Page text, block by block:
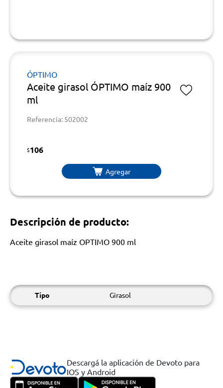
ÓPTIMO
Aceite girasol ÓPTIMO maíz 900
ml
Referencia: 502002
$106
Agregar
Descripción de producto:
Aceite girasol maíz OPTIMO 900 ml
Tipo Girasol
Descargá la aplicación de Devoto para
IOS y Android